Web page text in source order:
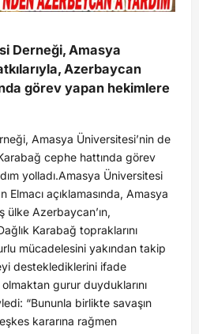
Derneği, Amasya
Azerbaycan
görev yapan hekimlere
Amasya Üniversitesi’nin de
cephe hattında görev
yolladı.Amasya Üniversitesi
Elmacı açıklamasında, Amasya
ülke Azerbaycan’ın,
Karabağ topraklarını
mücadelesini yakından takip
desteklediklerini ifade
gurur duyduklarını
“Bununla birlikte savaşın
kararına rağmen